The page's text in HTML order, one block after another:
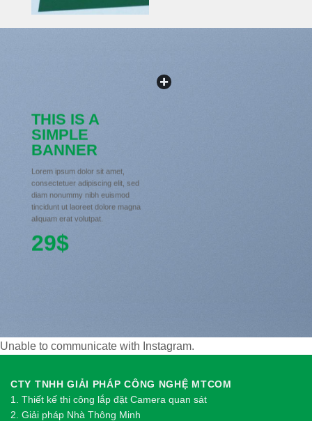
THIS IS A
SIMPLE
BANNER
Lorem ipsum dolor sit amet,
consectetuer adipiscing elit, sed
diam nonummy nibh euismod
tincidunt ut laoreet dolore magna
aliquam erat volutpat.
29$
Unable to communicate with Instagram.
CTY TNHH GIẢI PHÁP CÔNG NGHỆ MTCOM
1. Thiết kế thi công lắp đặt Camera quan sát
2. Giải pháp Nhà Thông Minh